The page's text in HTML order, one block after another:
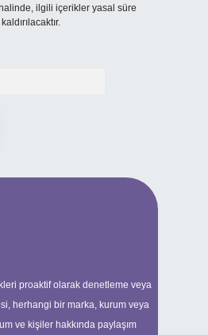
ilgili içerikler yasal süre
proaktif olarak denetleme veya
herhangi bir marka, kurum veya
ve kişiler hakkında paylaşım